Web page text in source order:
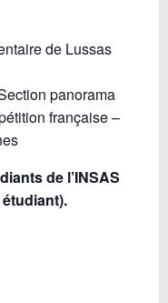
de Lussas
panorama
française –
de l’INSAS